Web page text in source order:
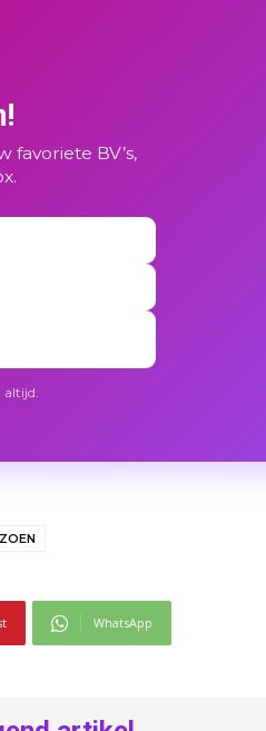
favoriete BV’s,
altijd.
WhatsApp